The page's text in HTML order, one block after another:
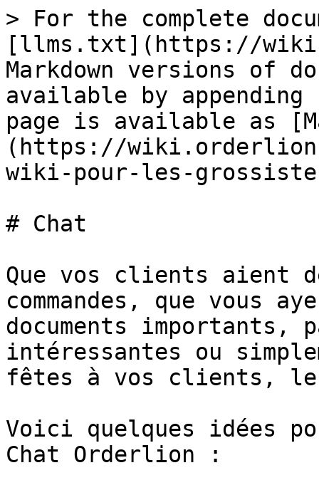
> For the complete
[llms.txt](https://
Markdown versions of
available by
page is available as
(https://
wiki-pour-les-
# Chat
Que vos clients aient
commandes, que vous
documents importants,
intéressantes ou
fêtes à vos clients,
Voici quelques idées
Chat Orderlion :